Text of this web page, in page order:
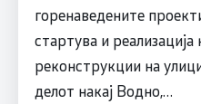
горенаведените
стартува и
реконструкции на
делот накај Водно,…